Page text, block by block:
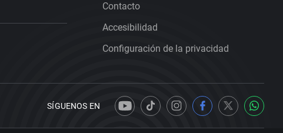
Contacto
Accesibilidad
Configuración de la privacidad
SÍGUENOS EN